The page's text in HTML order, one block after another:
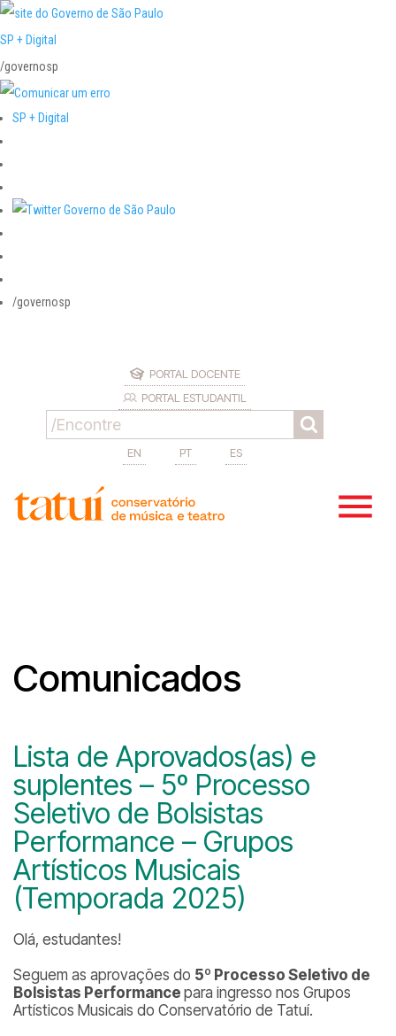
SP + Digital
/governosp
SP + Digital
/governosp
PORTAL DOCENTE
PORTAL ESTUDANTIL
EN PT ES
Comunicados
Lista de Aprovados(as) e
suplentes – 5º Processo
Seletivo de Bolsistas
Performance – Grupos
Artísticos Musicais
(Temporada 2025)
Olá, estudantes!
Seguem as aprovações do 5º Processo Seletivo de
Bolsistas Performance para ingresso nos Grupos
Artísticos Musicais do Conservatório de Tatuí.